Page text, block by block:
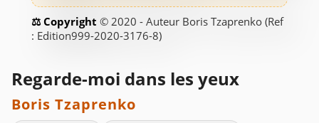
© 2020 - Auteur Boris Tzaprenko (Ref
: Edition999-2020-3176-8)
Regarde-moi dans les yeux
Boris Tzaprenko